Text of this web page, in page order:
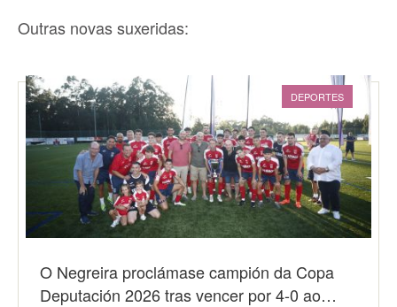
Outras novas suxeridas:
DEPORTES
O Negreira proclámase campión da Copa
Deputación 2026 tras vencer por 4-0 ao…